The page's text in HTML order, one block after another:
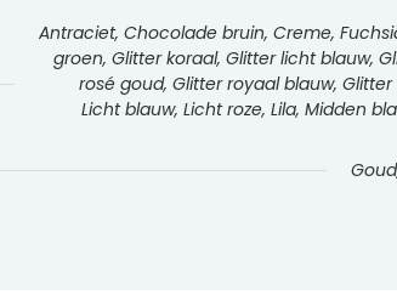
Antraciet, Chocolade bruin, Creme,
groen, Glitter koraal, Glitter licht blauw,
rosé goud, Glitter royaal blauw, Glitter
Licht blauw, Licht roze, Lila, Midden